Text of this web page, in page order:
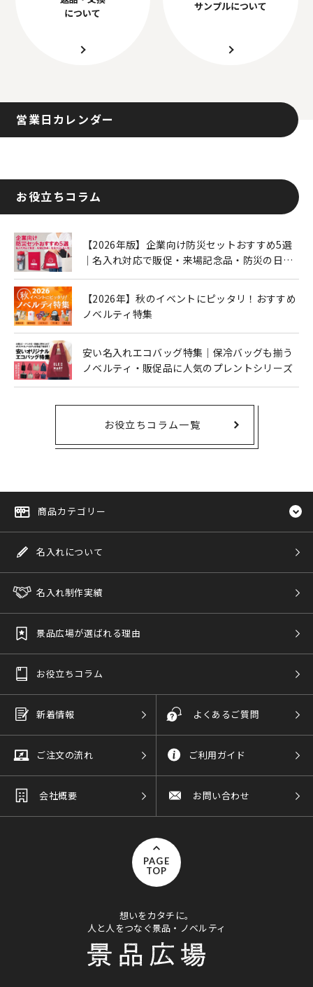
について
サンプルについて
営業日カレンダー
お役立ちコラム
【2026年版】企業向け防災セットおすすめ5選
｜名入れ対応で販促・来場記念品・防災の日に
【2026年】秋のイベントにピッタリ！おすすめ
ノベルティ特集
安い名入れエコバッグ特集｜保冷バッグも揃う
ノベルティ・販促品に人気のプレントシリーズ
お役立ちコラム一覧
商品カテゴリー
名入れについて
名入れ制作実績
景品広場が選ばれる理由
お役立ちコラム
新着情報 よくあるご質問
ご注文の流れ ご利用ガイド
会社概要 お問い合わせ
PAGE
TOP
想いをカタチに。
人と人をつなぐ景品・ノベルティ